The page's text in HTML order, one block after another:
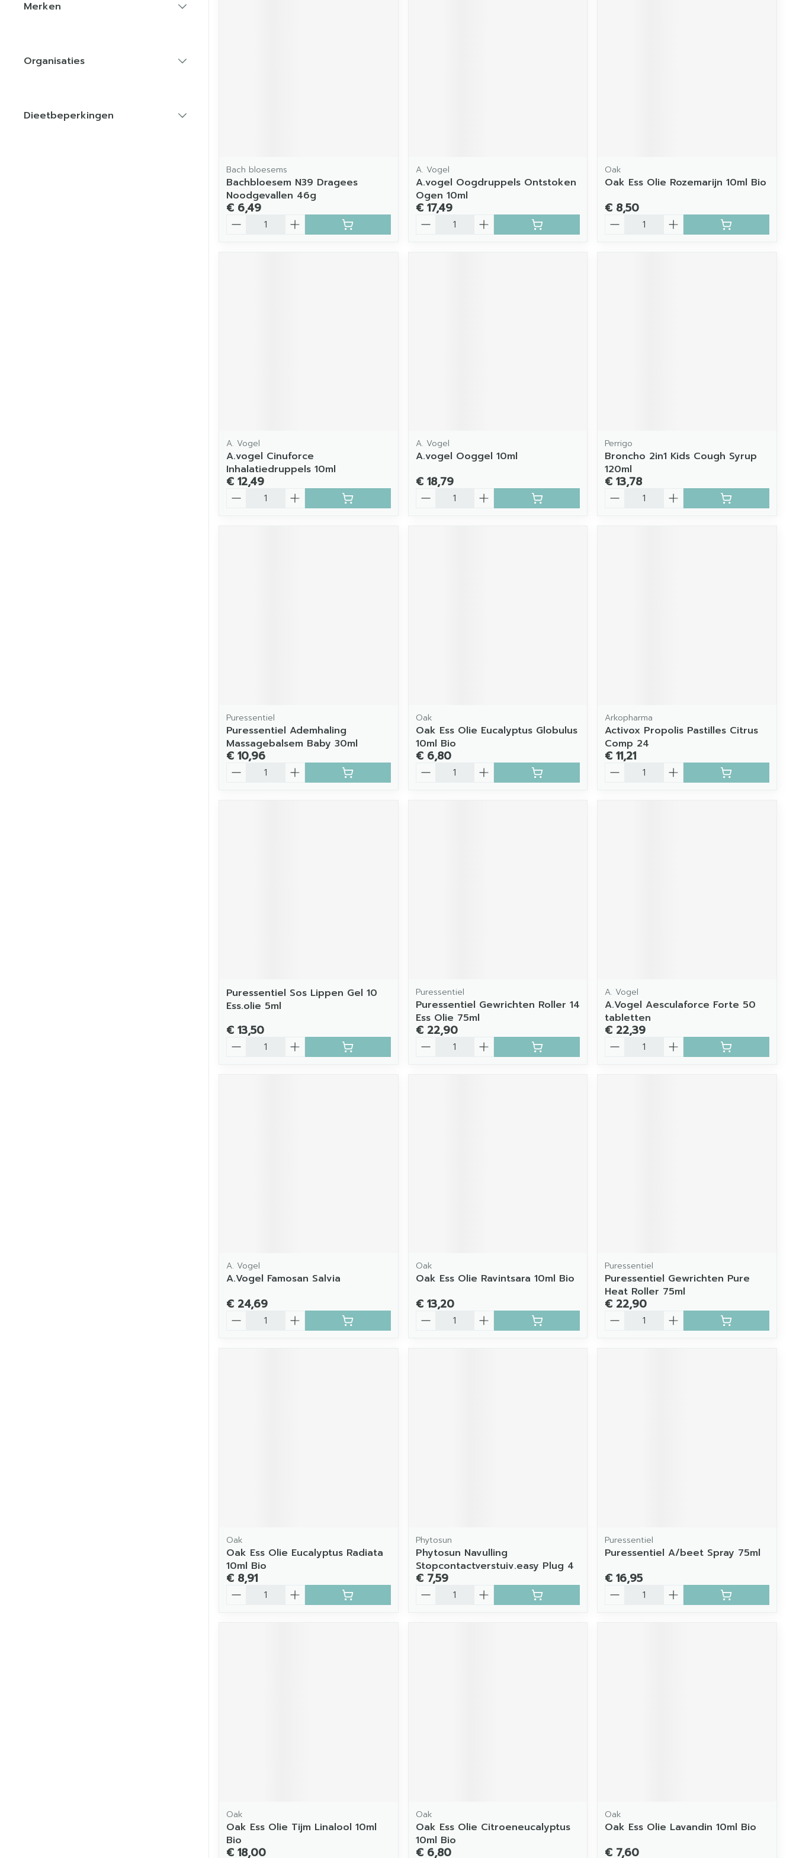
Merken
Organisaties
Dieetbeperkingen
Bach bloesems
Bachbloesem N39 Dragees
Noodgevallen 46g
€ 6,49
A. Vogel
A.vogel Oogdruppels Ontstoken
Ogen 10ml
€ 17,49
Oak
Oak Ess Olie Rozemarijn 10ml Bio
€ 8,50
A. Vogel
A.vogel Cinuforce
Inhalatiedruppels 10ml
€ 12,49
A. Vogel
A.vogel Ooggel 10ml
€ 18,79
Perrigo
Broncho 2in1 Kids Cough Syrup
120ml
€ 13,78
Puressentiel
Puressentiel Ademhaling
Massagebalsem Baby 30ml
€ 10,96
Oak
Oak Ess Olie Eucalyptus Globulus
10ml Bio
€ 6,80
Arkopharma
Activox Propolis Pastilles Citrus
Comp 24
€ 11,21
Puressentiel Sos Lippen Gel 10
Ess.olie 5ml
€ 13,50
Puressentiel
Puressentiel Gewrichten Roller 14
Ess Olie 75ml
€ 22,90
A. Vogel
A.Vogel Aesculaforce Forte 50
tabletten
€ 22,39
A. Vogel
A.Vogel Famosan Salvia
€ 24,69
Oak
Oak Ess Olie Ravintsara 10ml Bio
€ 13,20
Puressentiel
Puressentiel Gewrichten Pure
Heat Roller 75ml
€ 22,90
Oak
Oak Ess Olie Eucalyptus Radiata
10ml Bio
€ 8,91
Phytosun
Phytosun Navulling
Stopcontactverstuiv.easy Plug 4
€ 7,59
Puressentiel
Puressentiel A/beet Spray 75ml
€ 16,95
Oak
Oak Ess Olie Tijm Linalool 10ml
Bio
€ 18,00
Oak
Oak Ess Olie Citroeneucalyptus
10ml Bio
€ 6,80
Oak
Oak Ess Olie Lavandin 10ml Bio
€ 7,60